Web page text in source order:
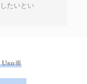
たいとい
Uso※